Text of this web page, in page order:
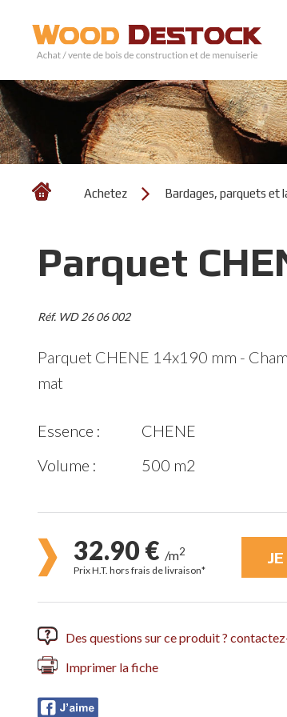
Achetez Bardages, parquets et
Parquet
Réf. WD 26 06 002
Parquet CHENE 14x190 mm -
mat
Essence :
CHENE
Volume :
500 m2
32.90 € /m2
Prix H.T. hors frais de livraison*
Des questions sur ce produit ?
Imprimer la fiche